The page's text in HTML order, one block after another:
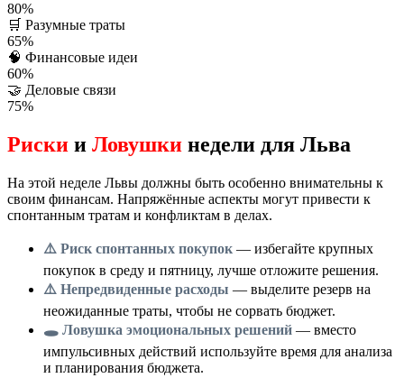
80%
🛒 Разумные траты
65%
🧠 Финансовые идеи
60%
🤝 Деловые связи
75%
Риски и Ловушки недели для Льва
На этой неделе Львы должны быть особенно внимательны к
своим финансам. Напряжённые аспекты могут привести к
спонтанным тратам и конфликтам в делах.
⚠️ Риск спонтанных покупок — избегайте крупных
покупок в среду и пятницу, лучше отложите решения.
⚠️ Непредвиденные расходы — выделите резерв на
неожиданные траты, чтобы не сорвать бюджет.
🕳️ Ловушка эмоциональных решений — вместо
импульсивных действий используйте время для анализа
и планирования бюджета.